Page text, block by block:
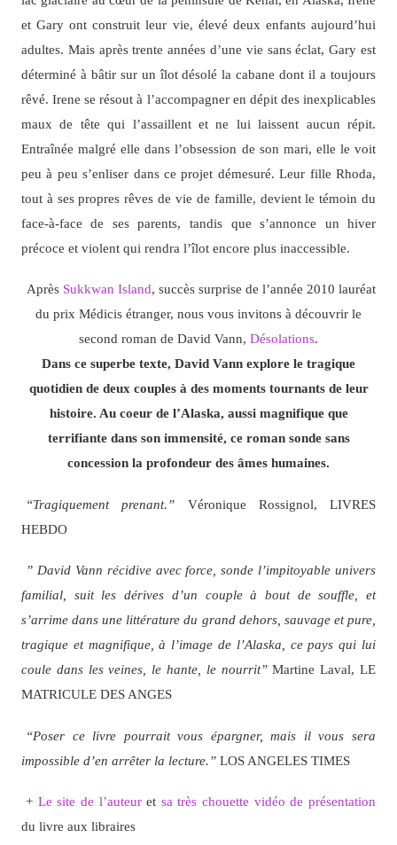
et Gary ont construit leur vie, élevé deux enfants aujourd’hui
adultes. Mais après trente années d’une vie sans éclat, Gary est
déterminé à bâtir sur un îlot désolé la cabane dont il a toujours
rêvé. Irene se résout à l’accompagner en dépit des inexplicables
maux de tête qui l’assaillent et ne lui laissent aucun répit.
Entraînée malgré elle dans l’obsession de son mari, elle le voit
peu à peu s’enliser dans ce projet démesuré. Leur fille Rhoda,
tout à ses propres rêves de vie de famille, devient le témoin du
face-à-face de ses parents, tandis que s’annonce un hiver
précoce et violent qui rendra l’îlot encore plus inaccessible.
Après Sukkwan Island, succès surprise de l’année 2010 lauréat
du prix Médicis étranger, nous vous invitons à découvrir le
second roman de David Vann, Désolations.
Dans ce superbe texte, David Vann explore le tragique
quotidien de deux couples à des moments tournants de leur
histoire. Au coeur de l’Alaska, aussi magnifique que
terrifiante dans son immensité, ce roman sonde sans
concession la profondeur des âmes humaines.
“Tragiquement prenant.” Véronique Rossignol, LIVRES
HEBDO
” David Vann récidive avec force, sonde l’impitoyable univers
familial, suit les dérives d’un couple à bout de souffle, et
s’arrime dans une littérature du grand dehors, sauvage et pure,
tragique et magnifique, à l’image de l’Alaska, ce pays qui lui
coule dans les veines, le hante, le nourrit”Martine Laval, LE
MATRICULE DES ANGES
“Poser ce livre pourrait vous épargner, mais il vous sera
impossible d’en arrêter la lecture.”LOS ANGELES TIMES
+ Le site de l’auteuret sa très chouette vidéo de présentation
du livre aux libraires